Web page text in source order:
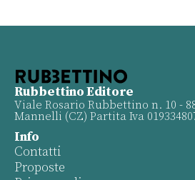
Rubbettino Editore
Viale Rosario Rubbettino n. 10 -
Mannelli (CZ) Partita Iva
Info
Contatti
Proposte